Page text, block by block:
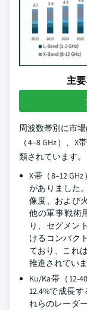
主
周波数帯別に市場
（4–8 GHz）、X
類されています。
X帯（8–12
がありました
像度、および
他の軍事戦術
り、セグメン
けるコンパク
ており、これ
推進されていま
Ku/Ka帯（12-
12.4%で成長
れらのレーダ